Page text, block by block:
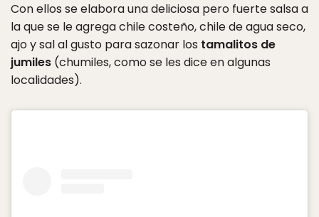
Con ellos se elabora una deliciosa pero fuerte salsa a
la que se le agrega chile costeño, chile de agua seco,
ajo y sal al gusto para sazonar los tamalitos de
jumiles (chumiles, como se les dice en algunas
localidades).